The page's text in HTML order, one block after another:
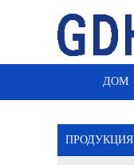
ДОМ
ПРОДУКЦИЯ